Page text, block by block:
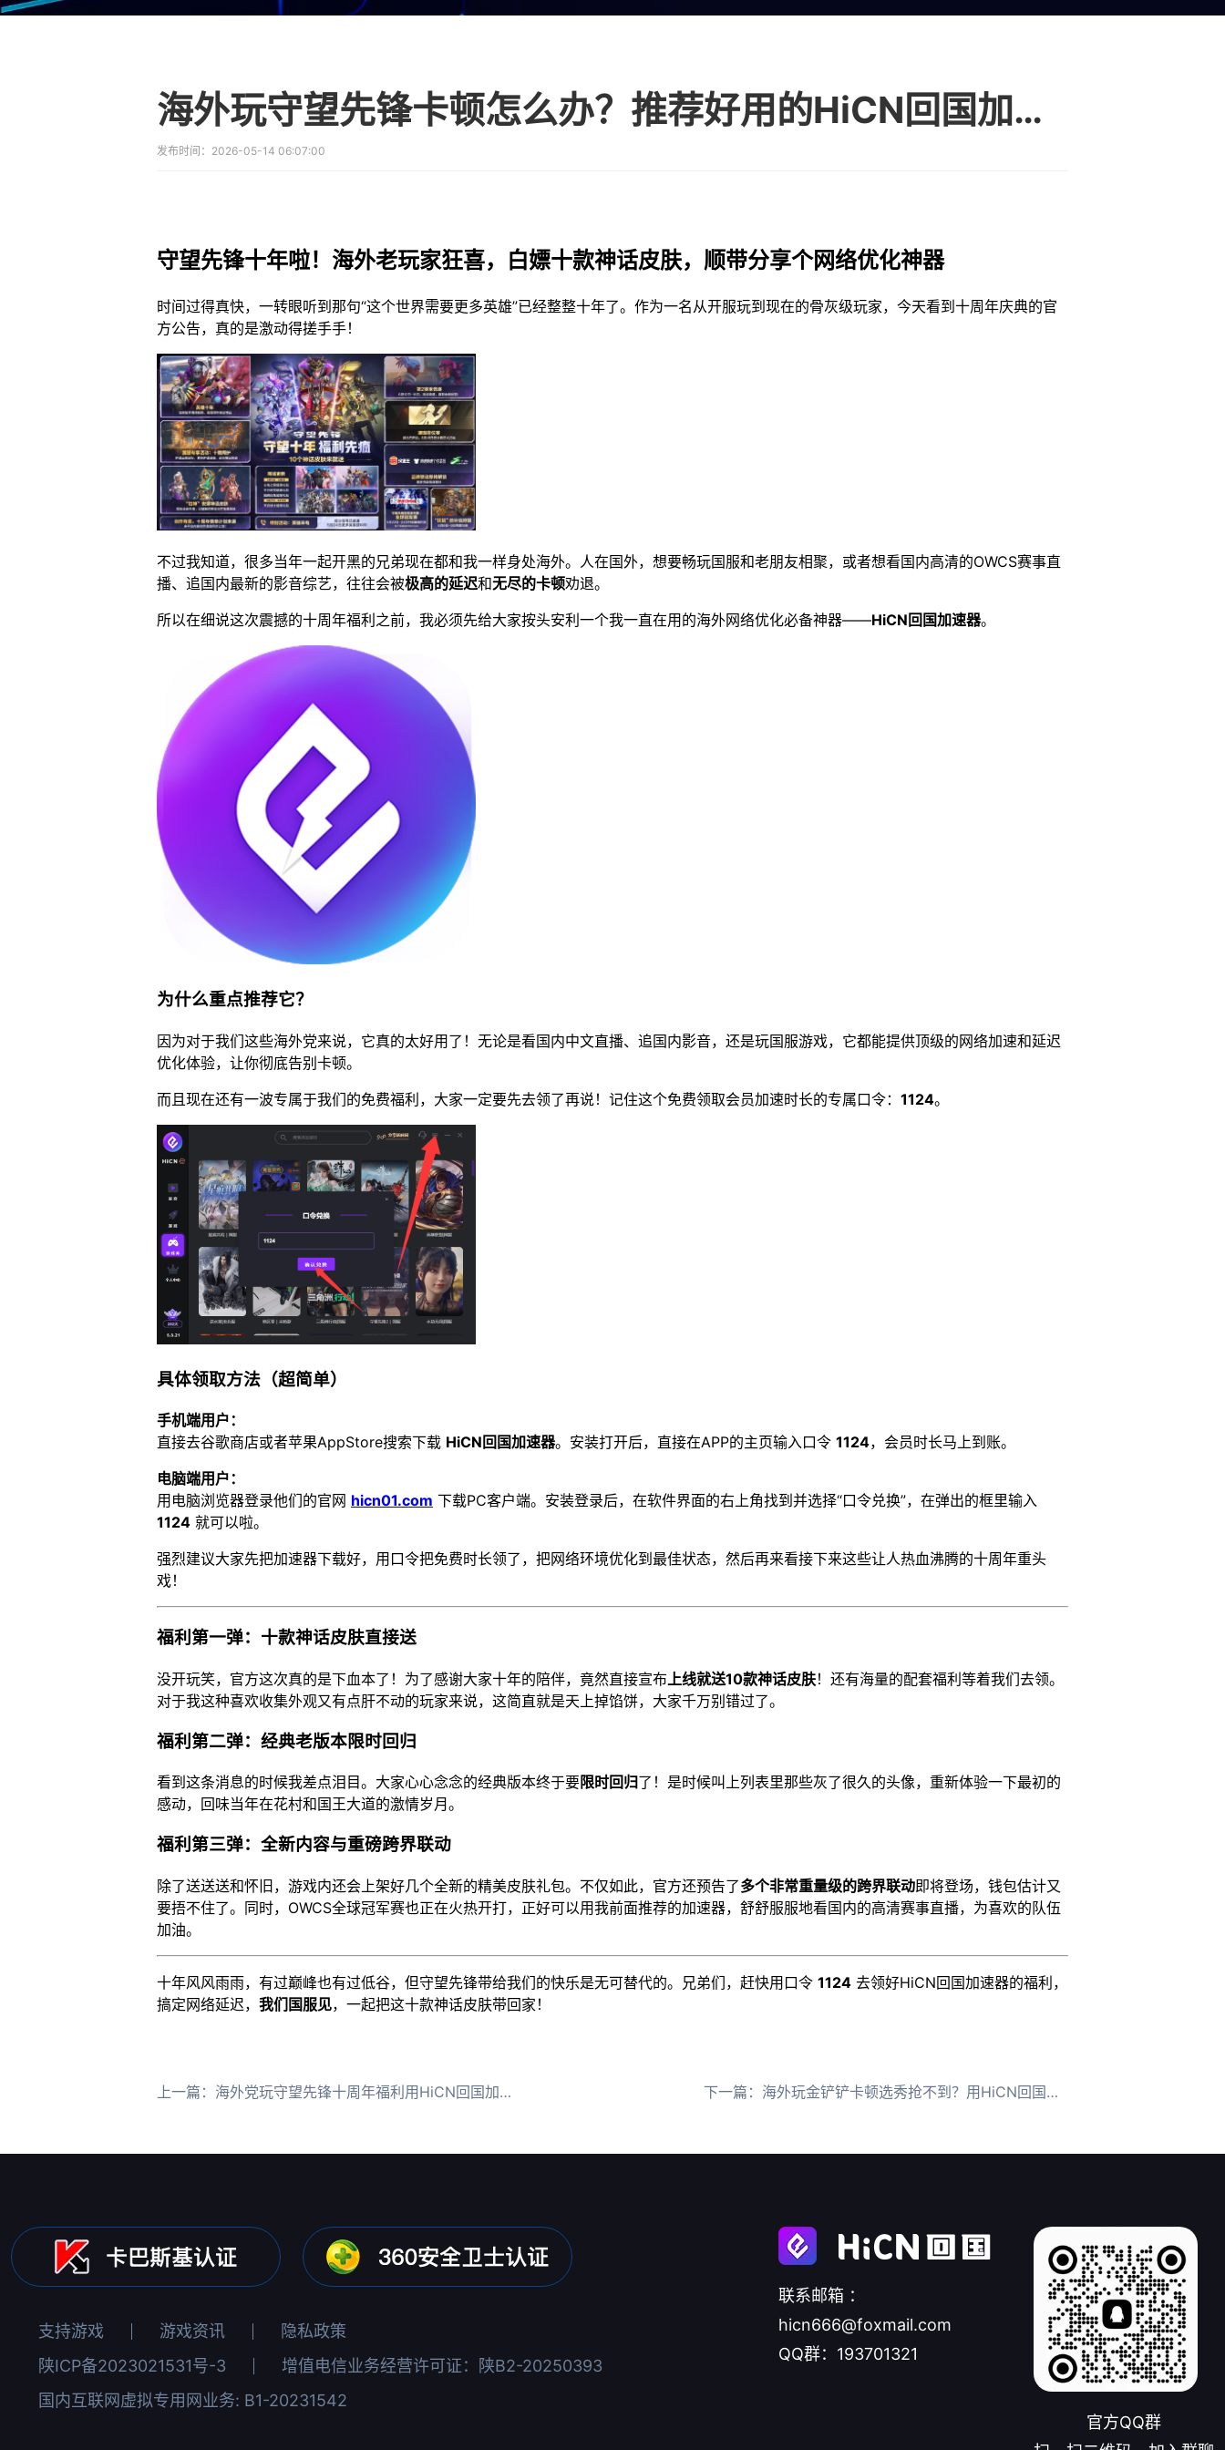
海外玩守望先锋卡顿怎么办？推荐好用的HiCN回国加速器低延迟畅玩十周年领神话皮肤
发布时间： 2026-05-14 06:07:00
守望先锋十年啦！海外老玩家狂喜，白嫖十款神话皮肤，顺带分享个网络优化神器
时间过得真快，一转眼听到那句“这个世界需要更多英雄”已经整整十年了。作为一名从开服玩到现在的骨灰级玩家，今天看到十周年庆典的官
方公告，真的是激动得搓手手！
不过我知道，很多当年一起开黑的兄弟现在都和我一样身处海外。人在国外，想要畅玩国服和老朋友相聚，或者想看国内高清的OWCS赛事直
播、追国内最新的影音综艺，往往会被极高的延迟和无尽的卡顿劝退。
所以在细说这次震撼的十周年福利之前，我必须先给大家按头安利一个我一直在用的海外网络优化必备神器——HiCN回国加速器。
为什么重点推荐它？
因为对于我们这些海外党来说，它真的太好用了！无论是看国内中文直播、追国内影音，还是玩国服游戏，它都能提供顶级的网络加速和延迟
优化体验，让你彻底告别卡顿。
而且现在还有一波专属于我们的免费福利，大家一定要先去领了再说！记住这个免费领取会员加速时长的专属口令： 1124。
具体领取方法（超简单）
手机端用户：
直接去谷歌商店或者苹果AppStore搜索下载 HiCN回国加速器。安装打开后，直接在APP的主页输入口令 1124，会员时长马上到账。
电脑端用户：
用电脑浏览器登录他们的官网 hicn01.com 下载PC客户端。安装登录后，在软件界面的右上角找到并选择“口令兑换”，在弹出的框里输入
1124 就可以啦。
强烈建议大家先把加速器下载好，用口令把免费时长领了，把网络环境优化到最佳状态，然后再来看接下来这些让人热血沸腾的十周年重头
戏！
福利第一弹：十款神话皮肤直接送
没开玩笑，官方这次真的是下血本了！为了感谢大家十年的陪伴，竟然直接宣布 上线就送10款神话皮肤！还有海量的配套福利等着我们去领。
对于我这种喜欢收集外观又有点肝不动的玩家来说，这简直就是天上掉馅饼，大家千万别错过了。
福利第二弹：经典老版本限时回归
看到这条消息的时候我差点泪目。大家心心念念的经典版本终于要限时回归了！是时候叫上列表里那些灰了很久的头像，重新体验一下最初的
感动，回味当年在花村和国王大道的激情岁月。
福利第三弹：全新内容与重磅跨界联动
除了送送送和怀旧，游戏内还会上架好几个全新的精美皮肤礼包。不仅如此，官方还预告了多个非常重量级的跨界联动即将登场，钱包估计又
要捂不住了。同时，OWCS全球冠军赛也正在火热开打，正好可以用我前面推荐的加速器，舒舒服服地看国内的高清赛事直播，为喜欢的队伍
加油。
十年风风雨雨，有过巅峰也有过低谷，但守望先锋带给我们的快乐是无可替代的。兄弟们，赶快用口令 1124 去领好HiCN回国加速器的福利，
搞定网络延迟， 我们国服见，一起把这十款神话皮肤带回家！
上一篇： 海外党玩守望先锋十周年福利用HiCN回国加速器领全皮肤 下一篇： 海外玩金铲铲卡顿选秀抢不到？用HiCN回国加速器低延迟抽至臻回响池
支持游戏 游戏资讯
隐私政策
陕ICP备2023021531号-3
增值电信业务经营许可证：陕B2-20250393
国内互联网虚拟专用网业务: B1-20231542
联系邮箱 ：
hicn666@foxmail.com
QQ群：193701321
官方QQ群